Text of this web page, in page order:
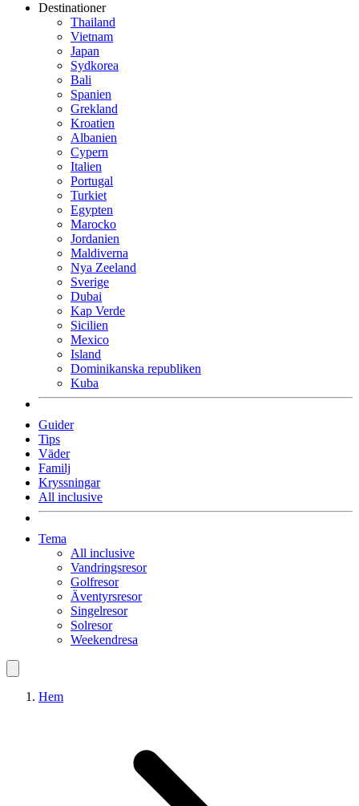
Destinationer
Thailand
Vietnam
Japan
Sydkorea
Bali
Spanien
Grekland
Kroatien
Albanien
Cypern
Italien
Portugal
Turkiet
Egypten
Marocko
Jordanien
Maldiverna
Nya Zeeland
Sverige
Dubai
Kap Verde
Sicilien
Mexico
Island
Dominikanska republiken
Kuba
Guider
Tips
Väder
Familj
Kryssningar
All inclusive
Tema
All inclusive
Vandringsresor
Golfresor
Äventyrsresor
Singelresor
Solresor
Weekendresa
Hem